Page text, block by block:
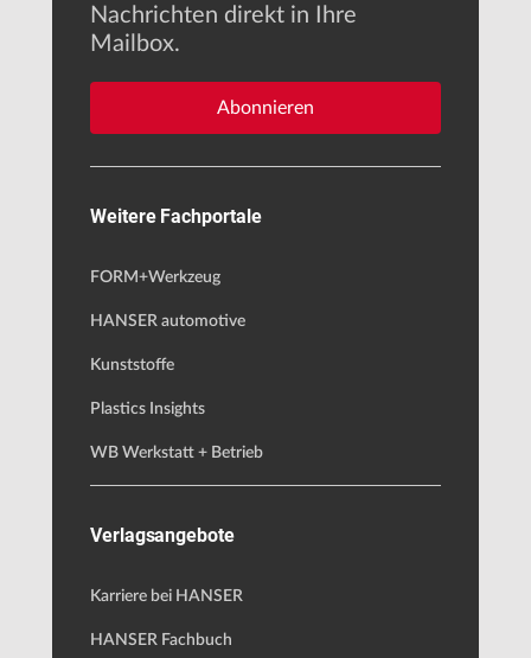
Nachrichten direkt in Ihre
Mailbox.
Abonnieren
Weitere Fachportale
FORM+Werkzeug
HANSER automotive
Kunststoffe
Plastics Insights
WB Werkstatt + Betrieb
Verlagsangebote
Karriere bei HANSER
HANSER Fachbuch